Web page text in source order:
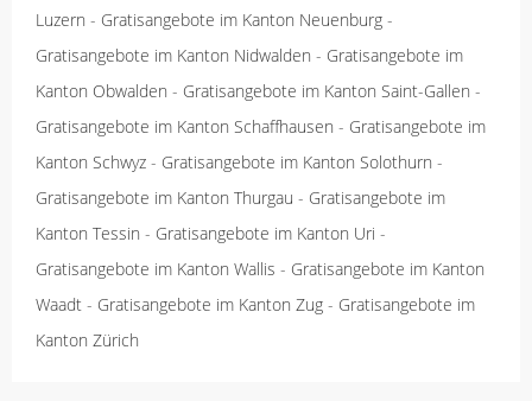
Luzern - Gratisangebote im Kanton Neuenburg -
Gratisangebote im Kanton Nidwalden - Gratisangebote im
Kanton Obwalden - Gratisangebote im Kanton Saint-Gallen -
Gratisangebote im Kanton Schaffhausen - Gratisangebote im
Kanton Schwyz - Gratisangebote im Kanton Solothurn -
Gratisangebote im Kanton Thurgau - Gratisangebote im
Kanton Tessin - Gratisangebote im Kanton Uri -
Gratisangebote im Kanton Wallis - Gratisangebote im Kanton
Waadt - Gratisangebote im Kanton Zug - Gratisangebote im
Kanton Zürich